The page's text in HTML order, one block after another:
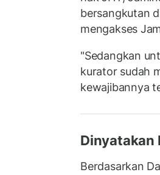
bersangkutan
mengakses
"Sedangkan
kurator sudah
kewajibannya
Dinyatakan
Berdasarkan